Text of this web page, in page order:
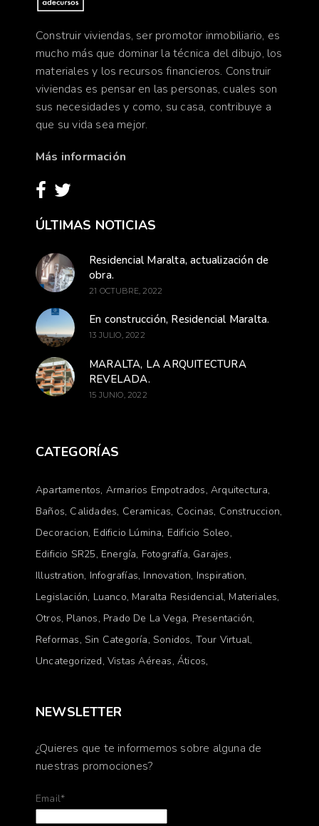
Construir viviendas, ser promotor inmobiliario, es
mucho más que dominar la técnica del dibujo, los
materiales y los recursos financieros. Construir
viviendas es pensar en las personas, cuales son
sus necesidades y como, su casa, contribuye a
que su vida sea mejor.
Más información
ÚLTIMAS NOTICIAS
Residencial Maralta, actualización de
obra.
21 OCTUBRE, 2022
En construcción, Residencial Maralta.
13 JULIO, 2022
MARALTA, LA ARQUITECTURA
REVELADA.
15 JUNIO, 2022
CATEGORÍAS
Apartamentos Armarios Empotrados Arquitectura
Baños Calidades Ceramicas Cocinas Construccion
Decoracion Edificio Lúmina Edificio Soleo
Edificio SR25 Energía Fotografía Garajes
Illustration Infografías Innovation Inspiration
Legislación Luanco Maralta Residencial Materiales
Otros Planos Prado De La Vega Presentación
Reformas Sin Categoría Sonidos Tour Virtual
Uncategorized Vistas Aéreas Áticos
NEWSLETTER
¿Quieres que te informemos sobre alguna de
nuestras promociones?
Email*